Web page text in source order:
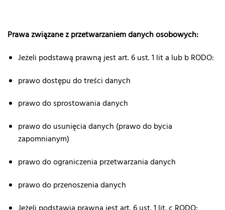
Prawa związane z przetwarzaniem danych osobowych:
Jeżeli podstawą prawną jest art. 6 ust. 1 lit a lub b RODO:
prawo dostępu do treści danych
prawo do sprostowania danych
prawo do usunięcia danych (prawo do bycia
zapomnianym)
prawo do ograniczenia przetwarzania danych
prawo do przenoszenia danych